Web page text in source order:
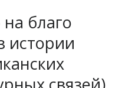
благо
истории